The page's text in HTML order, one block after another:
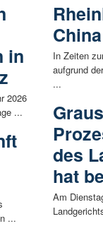
in
2026
...
...
In Zeiten
aufgrund
...
des
hat
Am